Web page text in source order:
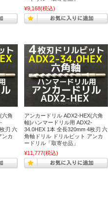
¥9,168(税込)
六角
刃 六
ンカ
アンカードリル ADX2-HEX(六角
軸)ハンマードリル用 ADX2-
34.0HEX 1本 全長320mm 4枚刃 六
角軸ドリル ドリルビット アンカ
ードリル「取寄せ品」
¥11,777(税込)